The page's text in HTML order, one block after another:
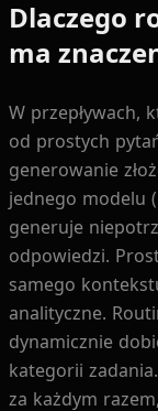
Dlaczego
ma
W przepływach,
od prostych
generowanie
jednego modelu
generuje
odpowiedzi.
samego
analityczne.
dynamicznie
kategorii
za każdym